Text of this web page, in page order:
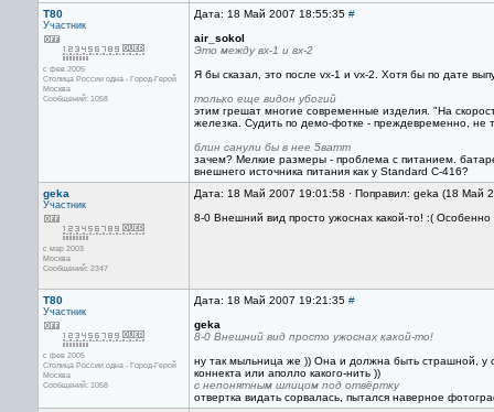
Т80
Участник
с фев 2005
Столица России одна - Город-Герой
Москва
Сообщений: 1058
Дата: 18 Май 2007 18:55:35 #
air_sokol
Это между вх-1 и вх-2
Я бы сказал, это после vx-1 и vx-2. Хотя бы по дате
только еще видон убогий
этим грешат многие современные изделия. "На
железка. Судить по демо-фотке - преждевременно, не
блин санули бы в нее 5ватт
зачем? Мелкие размеры - проблема с питанием.
внешнего источника питания как у Standard С-416?
geka
Участник
с мар 2003
Москва
Сообщений: 2347
Дата: 18 Май 2007 19:01:58 · Поправил: geka (18 Май
8-0 Внешний вид просто ужоснах какой-то! :(
Т80
Участник
с фев 2005
Столица России одна - Город-Герой
Москва
Сообщений: 1058
Дата: 18 Май 2007 19:21:35 #
geka
8-0 Внешний вид просто ужоснах какой-то!
ну так мыльница же )) Она и должна быть страшной, у
коннекта или аполло какого-нить ))
с непонятным шлицом под отвёртку
отвертка видать сорвалась, пытался наверное